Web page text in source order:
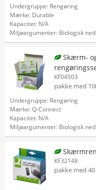
Undergruppe: Rengøring
Mærke: Durable
Kapacitet: N/A
Miljøargumenter: Biologisk
Skærm-
KF04503
pakke med
Undergruppe: Rengøring
Mærke: Q-Connect
Kapacitet: N/A
Miljøargumenter: Biologisk
KF32148
pakke med